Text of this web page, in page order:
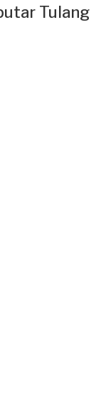
Tulang